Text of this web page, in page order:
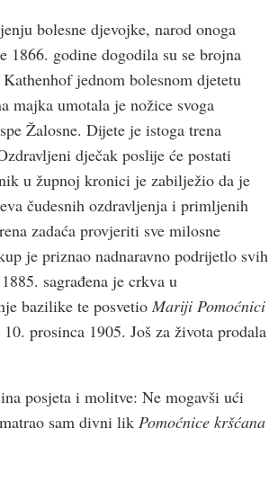
bolesne djevojke, narod onoga
godine dogodila su se brojna
jednom bolesnom djetetu
majka umotala je nožice svoga
Žalosne. Dijete je istoga trena
dječak poslije će postati
u župnoj kronici je zabilježio da je
čudesnih ozdravljenja i primljenih
zadaća provjeriti sve milosne
je priznao nadnaravno podrijetlo svih
sagrađena je crkva u
bazilike te posvetio Mariji Pomoćnici
prosinca 1905. Još za života prodala
posjeta i molitve: Ne mogavši ući
sam divni lik Pomoćnice kršćana